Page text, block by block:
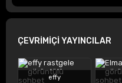
ÇEVRİMİÇİ YAYINCILAR
effy